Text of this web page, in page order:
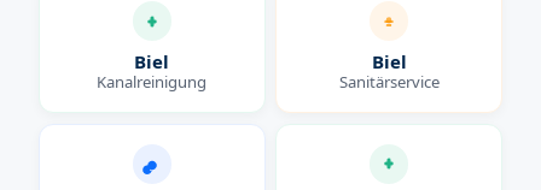
Biel
Kanalreinigung
Biel
Sanitärservice